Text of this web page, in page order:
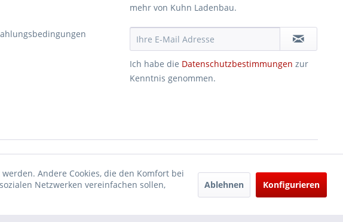
mehr von Kuhn Ladenbau.
Ich habe die Datenschutzbestimmungen zur
Kenntnis genommen.
Mehrwertsteuer und
und ggf. Nachnahmegebühren, wenn nicht anders
Andere Cookies, die den Komfort bei
Netzwerken vereinfachen sollen,
Ablehnen Konfigurieren